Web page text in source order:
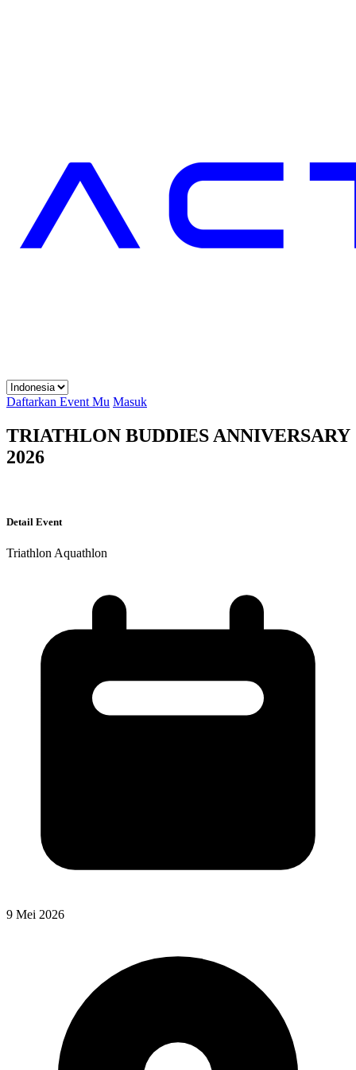
Daftarkan Event Mu Masuk
TRIATHLON BUDDIES ANNIVERSARY
2026
Detail Event
Triathlon Aquathlon
9 Mei 2026